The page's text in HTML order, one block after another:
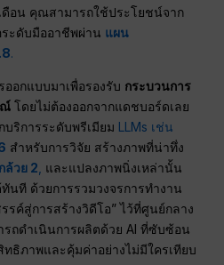
ดือน คุณสามารถใช้ประโยชน์จาก
ะดับมืออาชีพผ่าน แผน
.
อกแบบมาเพื่อรองรับ กระบวนการ
ณ์ โดยไม่ต้องออกจากแดชบอร์ดเลย
ริการระดับพรีเมียม LLMs เช่น
สำหรับการวิจัย สร้างภาพที่น่าทึ่ง
ล้วย 2 และแปลงภาพนิ่งเหล่านั้น
นที ด้วยการรวมวงจรการทำงาน
รค์สู่การสร้างวิดีโอ” ไว้ที่ศูนย์กลาง
ถดำเนินการผลิตด้วย AI ที่ซับซ้อน
ธิภาพและคุ้มค่าอย่างไม่มีใครเทียบ